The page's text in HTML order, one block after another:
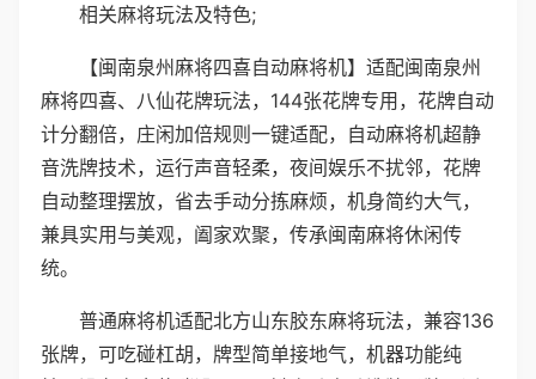
相关麻将玩法及特色;
【闽南泉州麻将四喜自动麻将机】适配闽南泉州
麻将四喜、八仙花牌玩法，144张花牌专用，花牌自动
计分翻倍，庄闲加倍规则一键适配，自动麻将机超静
音洗牌技术，运行声音轻柔，夜间娱乐不扰邻，花牌
自动整理摆放，省去手动分拣麻烦，机身简约大气，
兼具实用与美观，阖家欢聚，传承闽南麻将休闲传
统。
普通麻将机适配北方山东胶东麻将玩法，兼容136
张牌，可吃碰杠胡，牌型简单接地气，机器功能纯